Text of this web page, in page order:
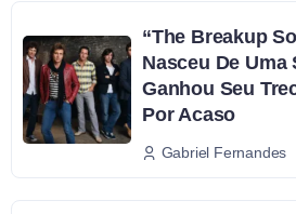
“The Breakup
Nasceu De Uma
Ganhou Seu
Por Acaso
Gabriel Fernandes